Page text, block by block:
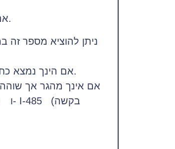
אם הנך מהגר או בעל ויזה שמאפשרת הנפקת מספר זה יש מספר דרכים לפעול על מנת להנפיק מספר זה.
ניתן להוציא מספר זה
אם הינך נמצא כחוק בארצות הברית, יש לפנות למשרד הביטוח הלאומי המשויך לאזור מגוריך, שם תוכל להגיש בקשה.
אם אינך מהגר אך